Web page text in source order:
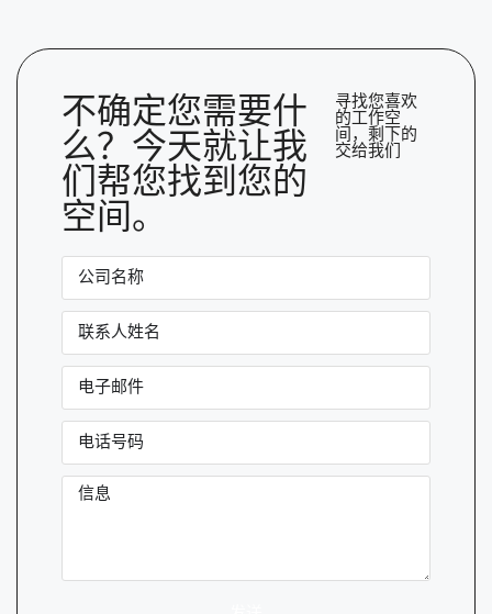
不确定您需要什
么？今天就让我
们帮您找到您的
空间。
寻找您喜欢
的工作空
间，剩下的
交给我们